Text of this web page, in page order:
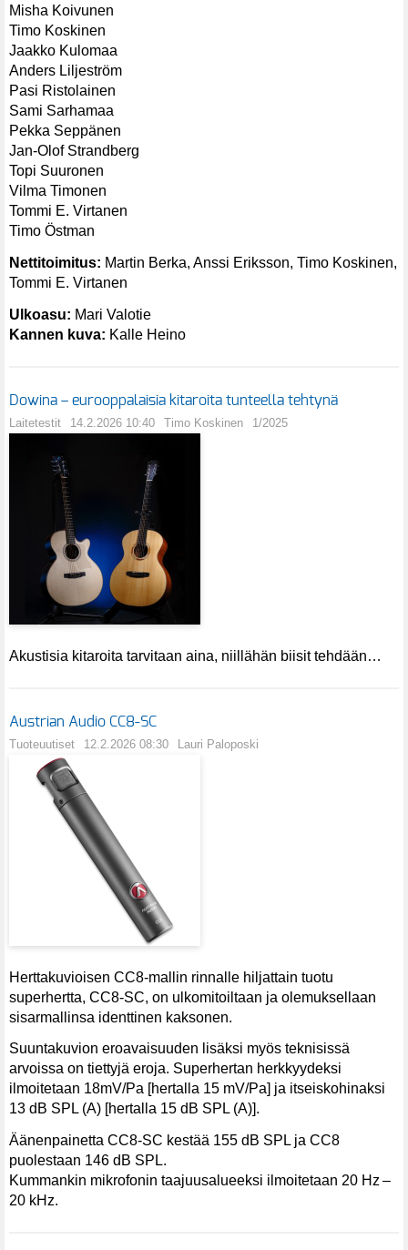
Misha Koivunen
Timo Koskinen
Jaakko Kulomaa
Anders Liljeström
Pasi Ristolainen
Sami Sarhamaa
Pekka Seppänen
Jan-Olof Strandberg
Topi Suuronen
Vilma Timonen
Tommi E. Virtanen
Timo Östman
Nettitoimitus: Martin Berka, Anssi Eriksson, Timo Koskinen,
Tommi E. Virtanen
Ulkoasu: Mari Valotie
Kannen kuva: Kalle Heino
Dowina – eurooppalaisia kitaroita tunteella tehtynä
Laitetestit 14.2.2026 10:40 Timo Koskinen 1/2025
Akustisia kitaroita tarvitaan aina, niillähän biisit tehdään…
Austrian Audio CC8-SC
Tuoteuutiset 12.2.2026 08:30 Lauri Paloposki
Herttakuvioisen CC8-mallin rinnalle hiljattain tuotu
superhertta, CC8-SC, on ulkomitoiltaan ja olemuksellaan
sisarmallinsa identtinen kaksonen.
Suuntakuvion eroavaisuuden lisäksi myös teknisissä
arvoissa on tiettyjä eroja. Superhertan herkkyydeksi
ilmoitetaan 18mV/Pa [hertalla 15 mV/Pa] ja itseiskohinaksi
13 dB SPL (A) [hertalla 15 dB SPL (A)].
Äänenpainetta CC8-SC kestää 155 dB SPL ja CC8
puolestaan 146 dB SPL.
Kummankin mikrofonin taajuusalueeksi ilmoitetaan 20 Hz –
20 kHz.